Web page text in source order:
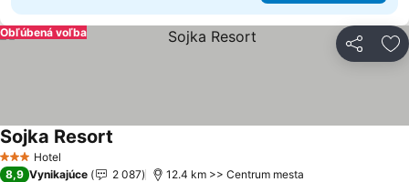
Zdieľať
Obľúbená voľba
3 Počet hviezdičiek
Hotel
Sojka Resort
8,9 Vynikajúce 2 087 12.4 km >> Centrum mesta